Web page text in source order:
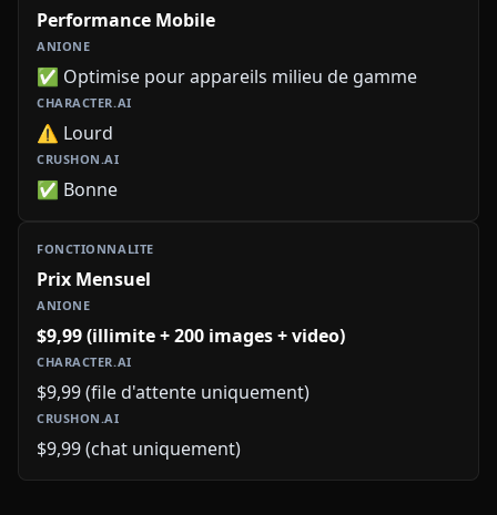
Performance Mobile
✅ Optimise pour appareils milieu de gamme
⚠️ Lourd
✅ Bonne
Prix Mensuel
$9,99 (illimite + 200 images + video)
$9,99 (file d'attente uniquement)
$9,99 (chat uniquement)